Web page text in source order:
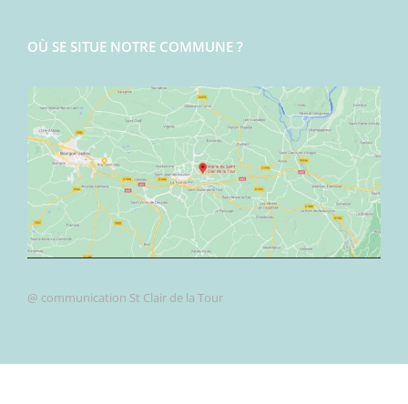
OÙ SE SITUE NOTRE COMMUNE ?
@ communication St Clair de la Tour